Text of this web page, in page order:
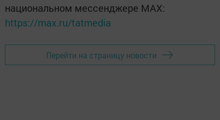
национальном мессенджере MАХ:
https://max.ru/tatmedia
Перейти на страницу новости